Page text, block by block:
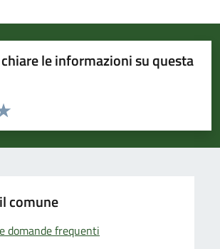
le informazioni su questa
la pagina
5 stelle su 5
4 stelle su 5
su 5
su 5
5
comune
domande frequenti